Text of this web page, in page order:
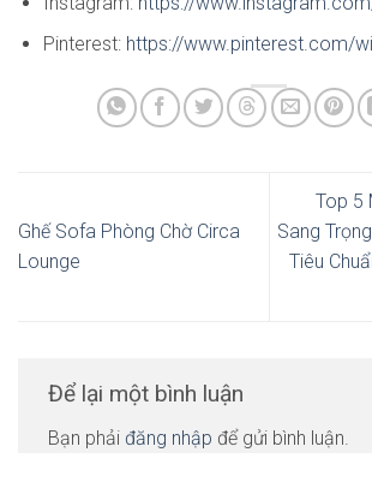
Pinterest: https://www.pinterest.com/
Ghế Sofa Phòng Chờ Circa
Lounge
Top 5
Sang
Tiêu
Để lại một bình luận
Bạn phải đăng nhập để gửi bình luận.